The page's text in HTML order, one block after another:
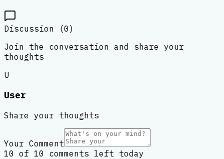
Discussion (0)
Join the conversation and share your
thoughts
U
User
Share your thoughts
Your Comment
10 of 10 comments left today